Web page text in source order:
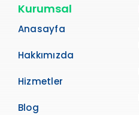
Kurumsal
Anasayfa
Hakkımızda
Hizmetler
Blog